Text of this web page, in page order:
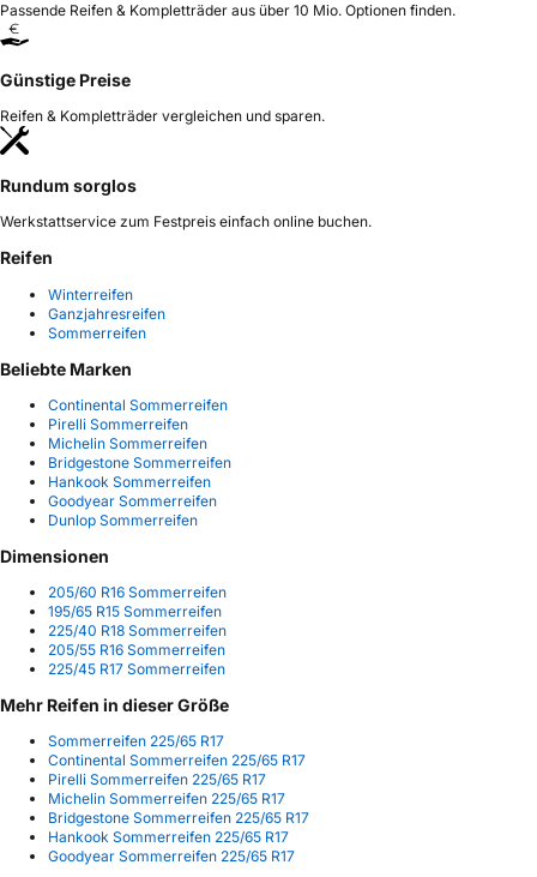
Passende Reifen & Kompletträder aus über 10 Mio. Optionen finden.
Günstige Preise
Reifen & Kompletträder vergleichen und sparen.
Rundum sorglos
Werkstattservice zum Festpreis einfach online buchen.
Reifen
Winterreifen
Ganzjahresreifen
Sommerreifen
Beliebte Marken
Continental Sommerreifen
Pirelli Sommerreifen
Michelin Sommerreifen
Bridgestone Sommerreifen
Hankook Sommerreifen
Goodyear Sommerreifen
Dunlop Sommerreifen
Dimensionen
205/60 R16 Sommerreifen
195/65 R15 Sommerreifen
225/40 R18 Sommerreifen
205/55 R16 Sommerreifen
225/45 R17 Sommerreifen
Mehr Reifen in dieser Größe
Sommerreifen 225/65 R17
Continental Sommerreifen 225/65 R17
Pirelli Sommerreifen 225/65 R17
Michelin Sommerreifen 225/65 R17
Bridgestone Sommerreifen 225/65 R17
Hankook Sommerreifen 225/65 R17
Goodyear Sommerreifen 225/65 R17